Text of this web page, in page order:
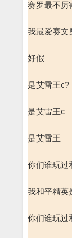
赛罗最不厉
我最爱赛文
好假
是艾雷王c?
是艾雷王c
是艾雷王
你们谁玩过
我和平精英
你们谁玩过